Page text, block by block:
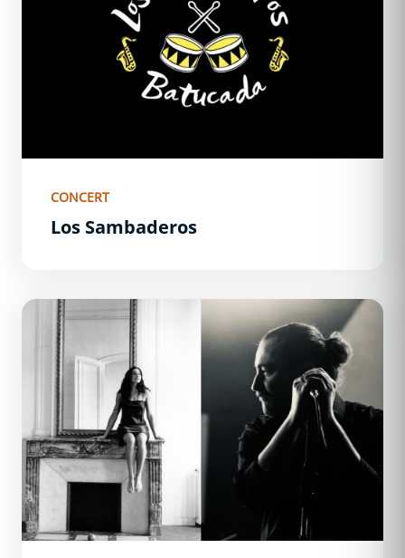
CONCERT
Los Sambaderos
Just Delayed